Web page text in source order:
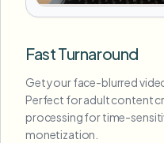
Fast Turnaround
Get your face-blurred
Perfect for adult content
processing for time-
monetization.